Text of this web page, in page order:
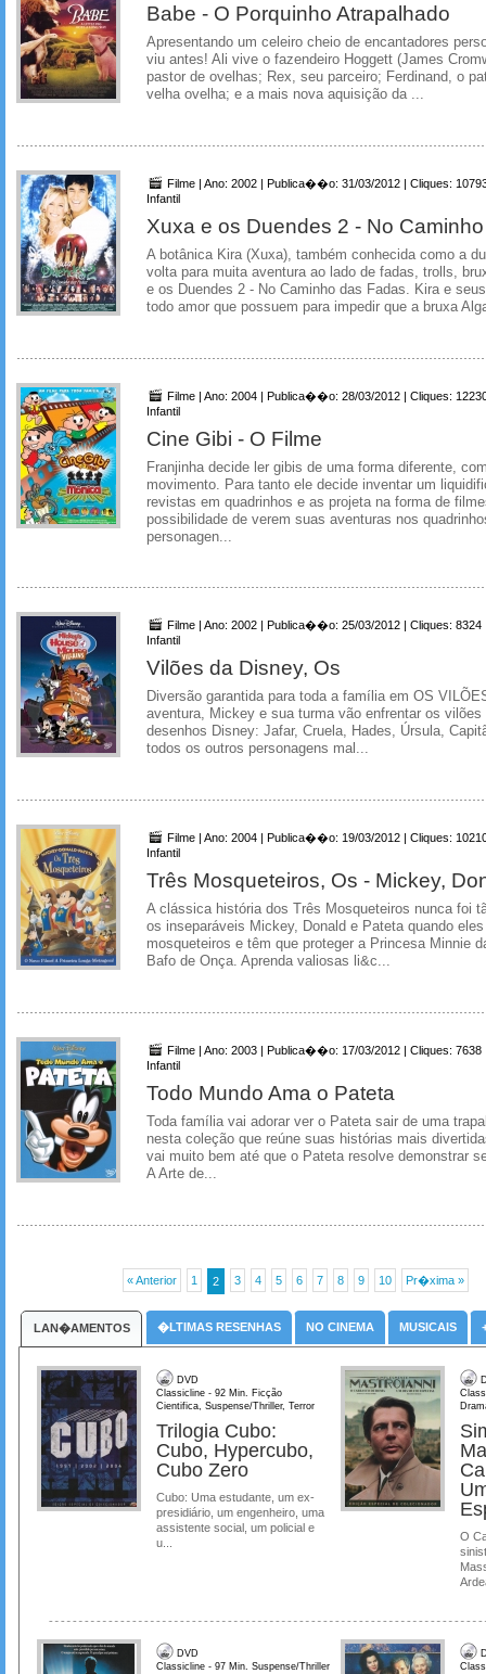
Babe - O Porquinho Atrapalhado
Apresentando um celeiro cheio de encantadores
viu antes! Ali vive o fazendeiro Hoggett (James
pastor de ovelhas; Rex, seu parceiro; Ferdinand, o
velha ovelha; e a mais nova aquisição da ...
Filme | Ano: 2002 | Publica��o: 31/03/2012 | Cliques:
Infantil
Xuxa e os Duendes 2 - No
A botânica Kira (Xuxa), também conhecida como a
volta para muita aventura ao lado de fadas, trolls,
e os Duendes 2 - No Caminho das Fadas. Kira e
todo amor que possuem para impedir que a bruxa
Filme | Ano: 2004 | Publica��o: 28/03/2012 | Cliques:
Infantil
Cine Gibi - O Filme
Franjinha decide ler gibis de uma forma diferente,
movimento. Para tanto ele decide inventar um
revistas em quadrinhos e as projeta na forma de
possibilidade de verem suas aventuras nos
personagen...
Filme | Ano: 2002 | Publica��o: 25/03/2012 | Cliques: 8324
Infantil
Vilões da Disney, Os
Diversão garantida para toda a família em OS
aventura, Mickey e sua turma vão enfrentar os
desenhos Disney: Jafar, Cruela, Hades, Úrsula,
todos os outros personagens mal...
Filme | Ano: 2004 | Publica��o: 19/03/2012 | Cliques:
Infantil
Três Mosqueteiros, Os - Mickey,
A clássica história dos Três Mosqueteiros nunca foi
os inseparáveis Mickey, Donald e Pateta quando
mosqueteiros e têm que proteger a Princesa Minnie
Bafo de Onça. Aprenda valiosas li&c...
Filme | Ano: 2003 | Publica��o: 17/03/2012 | Cliques: 7638
Infantil
Todo Mundo Ama o Pateta
Toda família vai adorar ver o Pateta sair de uma
nesta coleção que reúne suas histórias mais
vai muito bem até que o Pateta resolve demonstrar
A Arte de...
« Anterior 1 2 3 4 5 6 7 8 9 10 Pr�xima »
LAN�AMENTOS �LTIMAS RESENHAS NO CINEMA MUSICAIS
DVD
Classicline - 92 Min. Ficção
Cientifica, Suspense/Thriller, Terror
Trilogia Cubo:
Cubo, Hypercubo,
Cubo Zero
Cubo: Uma estudante, um ex-
presidiário, um engenheiro, uma
assistente social, um policial e
u...
O
DVD
Classicline - 97 Min. Suspense/Thriller